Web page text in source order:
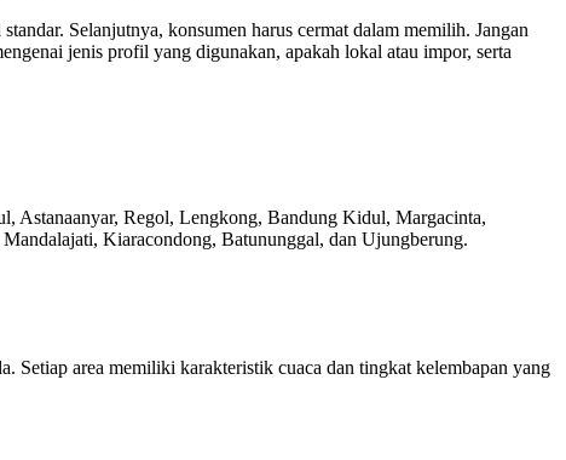
Selanjutnya, konsumen harus cermat dalam memilih. Jangan
jenis profil yang digunakan, apakah lokal atau impor, serta
Astanaanyar, Regol, Lengkong, Bandung Kidul, Margacinta,
Kiaracondong, Batununggal, dan Ujungberung.
Setiap area memiliki karakteristik cuaca dan tingkat kelembapan yang